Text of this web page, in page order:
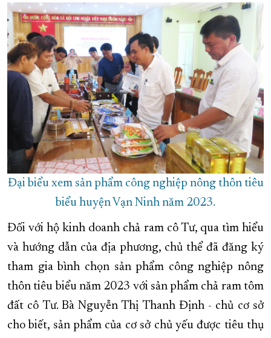
Đại biểu xem sản phẩm công nghiệp nông thôn tiêu
biểu huyện Vạn Ninh năm 2023.
Đối với hộ kinh doanh chả ram cô Tư, qua tìm hiểu
và hướng dẫn của địa phương, chủ thể đã đăng ký
tham gia bình chọn sản phẩm công nghiệp nông
thôn tiêu biểu năm 2023 với sản phẩm chả ram tôm
đất cô Tư. Bà Nguyễn Thị Thanh Định - chủ cơ sở
cho biết, sản phẩm của cơ sở chủ yếu được tiêu thụ